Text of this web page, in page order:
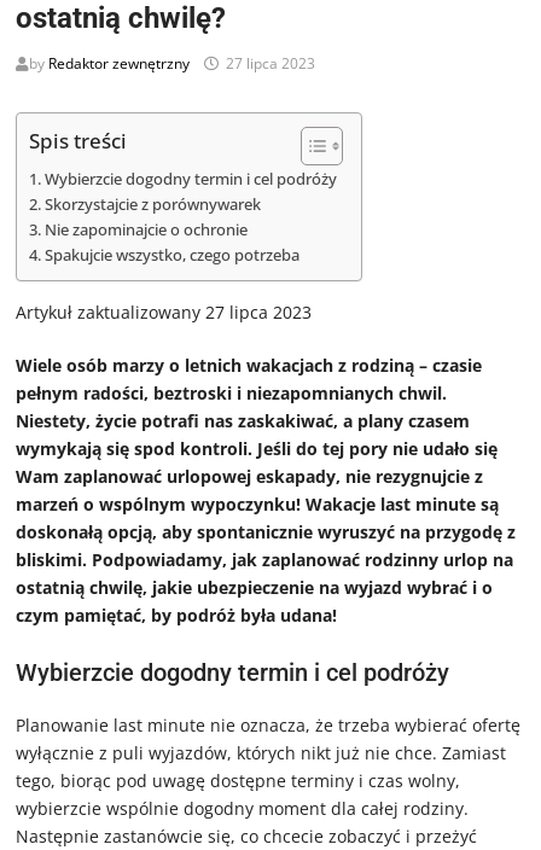
ostatnią chwilę?
by Redaktor zewnętrzny 27 lipca 2023
Spis treści
Wybierzcie dogodny termin i cel podróży
Skorzystajcie z porównywarek
Nie zapominajcie o ochronie
Spakujcie wszystko, czego potrzeba
Artykuł zaktualizowany 27 lipca 2023
Wiele osób marzy o letnich wakacjach z rodziną – czasie
pełnym radości, beztroski i niezapomnianych chwil.
Niestety, życie potrafi nas zaskakiwać, a plany czasem
wymykają się spod kontroli. Jeśli do tej pory nie udało się
Wam zaplanować urlopowej eskapady, nie rezygnujcie z
marzeń o wspólnym wypoczynku! Wakacje last minute są
doskonałą opcją, aby spontanicznie wyruszyć na przygodę z
bliskimi. Podpowiadamy, jak zaplanować rodzinny urlop na
ostatnią chwilę, jakie ubezpieczenie na wyjazd wybrać i o
czym pamiętać, by podróż była udana!
Wybierzcie dogodny termin i cel podróży
Planowanie last minute nie oznacza, że trzeba wybierać ofertę
wyłącznie z puli wyjazdów, których nikt już nie chce. Zamiast
tego, biorąc pod uwagę dostępne terminy i czas wolny,
wybierzcie wspólnie dogodny moment dla całej rodziny.
Następnie zastanówcie się, co chcecie zobaczyć i przeżyć